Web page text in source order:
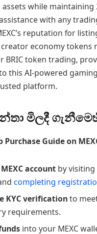
while maintaining
with any
reputation for
economy tokens
BRIC token trading,
this AI-powered
platform.
මිලදී
Purchase Guide on
account by
completing
KYC verificationto
requirements.
into your MEXC